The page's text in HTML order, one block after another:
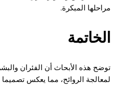
مراحلها المبكرة.
الخاتمة
توضح هذه الأبحاث أن الفئران
لمعالجة الروائح، مما يعكس